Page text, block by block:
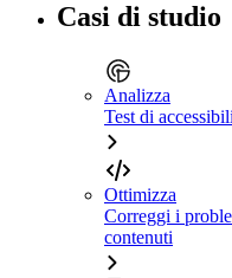
Casi di studio
Analizza
Test di
Ottimizza
Correggi i
contenuti